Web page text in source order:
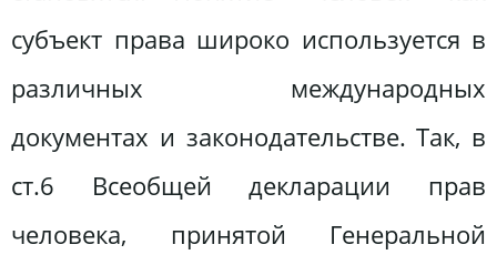
субъект права широко используется в
различных международных
документах и ​​законодательстве. Так, в
ст.6 Всеобщей декларации прав
человека, принятой Генеральной